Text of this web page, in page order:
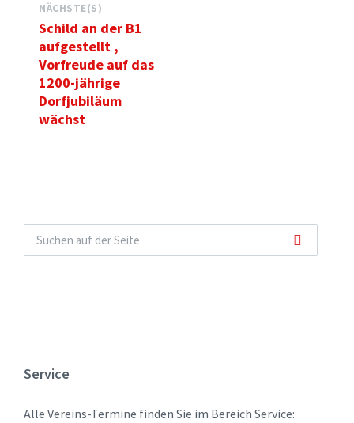
NÄCHSTE(S)
Schild an der B1
aufgestellt ,
Vorfreude auf das
1200-jährige
Dorfjubiläum
wächst
Service
Alle Vereins-Termine finden Sie im Bereich Service: